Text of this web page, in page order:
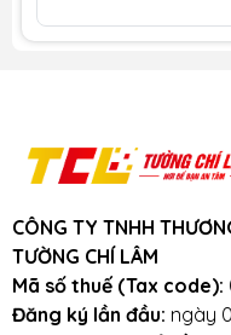
như liệt nút,
3km.
Cam kết:
chất lượng
hàng đầu,
hàng kém
đến laptop
CÔNG TY TNHH
TƯỜNG CHÍ LÂM
Mã số thuế (Tax code):
Đăng ký lần đầu: ngày